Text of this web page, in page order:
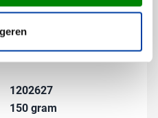
ons op - we denken
1202627
150 gram